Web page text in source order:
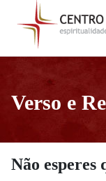
Verso e
Não esperes